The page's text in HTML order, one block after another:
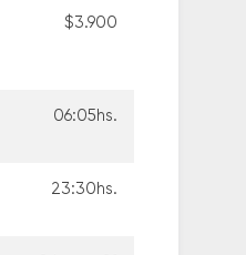
$3.900
06:05hs.
23:30hs.